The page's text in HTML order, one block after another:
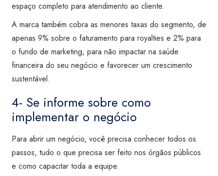
espaço completo para atendimento ao cliente.
A marca também cobra as menores taxas do segmento, de
apenas 9% sobre o faturamento para royalties e 2% para
o fundo de marketing, para não impactar na saúde
financeira do seu negócio e favorecer um crescimento
sustentável.
4- Se informe sobre como
implementar o negócio
Para abrir um negócio, você precisa conhecer todos os
passos, tudo o que precisa ser feito nos órgãos públicos
e como capacitar toda a equipe.